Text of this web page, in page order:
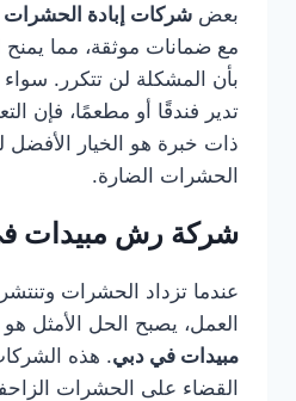
بعض شركات إبادة
مع ضمانات موثقة، مما يمنح
بأن المشكلة لن تتكرر.
تدير فندقًا أو مطعمًا، فإن
ذات خبرة هو الخيار الأفضل
الحشرات الضارة.
شركة رش مبيدات
عندما تزداد الحشرات
العمل، يصبح الحل الأمثل هو
مبيدات في دبي. هذه
القضاء على الحشرات